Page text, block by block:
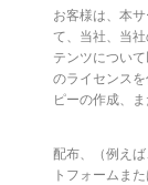
お客様は、本
て、当社、当
テンツについ
のライセンス
ピーの作成、
配布、（例え
トフォームま